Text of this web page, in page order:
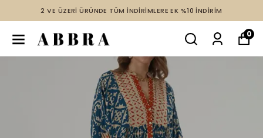
2 VE ÜZERİ ÜRÜNDE TÜM İNDİRİMLERE EK %10 İNDİRİM
0